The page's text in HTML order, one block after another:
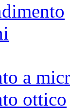
a
ottico